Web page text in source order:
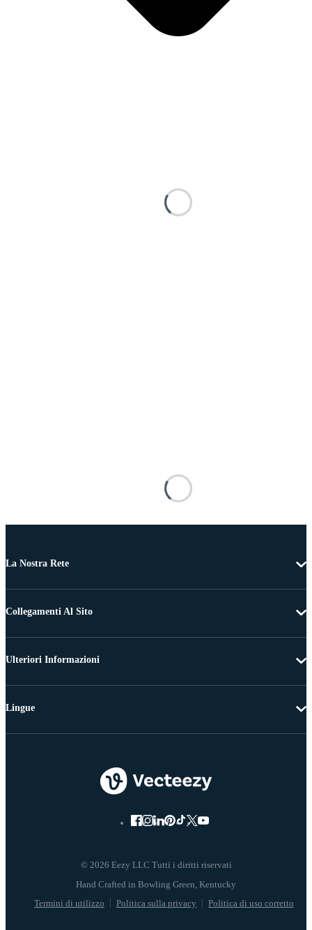
La Nostra Rete
Collegamenti Al Sito
Ulteriori Informazioni
© 2026 Eezy LLC Tutti i diritti riservati
Termini di utilizzo Politica sulla privacy Politica di uso corretto
Lingue